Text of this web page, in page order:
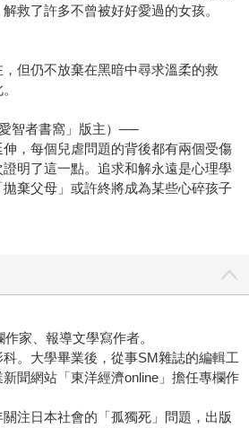
救了許多不曾被好好愛過的女孩。
但仍不放棄在黑暗中尋求溫柔的救
智者書窩」版主）──
，每個兒虐問題的背後都有兩個受傷
明了這一點。追求和解永遠是心理學
棄父母」或許終將成為某些心碎孩子
家、報導文學寫作者。
。大學畢業後，從事SM雜誌的編輯工
聞網站「東洋經濟online」擔任專欄作
注日本社會的「孤獨死」問題，出版